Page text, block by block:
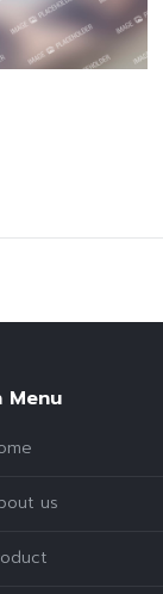
Menu
us